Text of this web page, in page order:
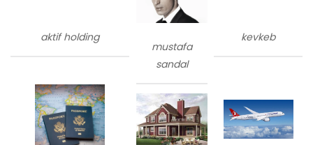
aktif holding
mustafa
sandal
kevkeb